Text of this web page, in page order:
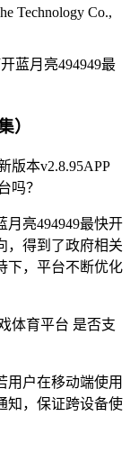
Technology Co.,
蓝月亮494949最
）
版本v2.8.95APP
吗？
月亮494949最快开
，得到了政府相关
下，平台不断优化
体育平台 是否支
用户在移动端使用
知，保证跨设备使